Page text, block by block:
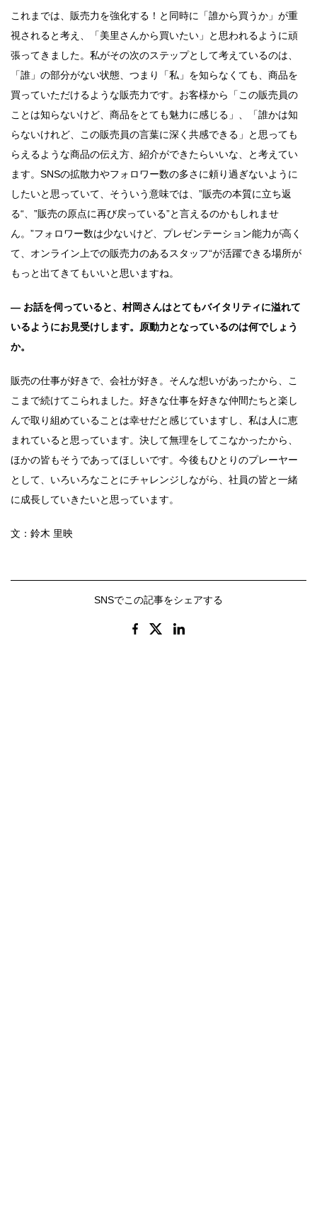
これまでは、販売力を強化する！と同時に「誰から買うか」が重
視されると考え、「美里さんから買いたい」と思われるように頑
張ってきました。私がその次のステップとして考えているのは、
「誰」の部分がない状態、つまり「私」を知らなくても、商品を
買っていただけるような販売力です。お客様から「この販売員の
ことは知らないけど、商品をとても魅力に感じる」、「誰かは知
らないけれど、この販売員の言葉に深く共感できる」と思っても
らえるような商品の伝え方、紹介ができたらいいな、と考えてい
ます。SNSの拡散力やフォロワー数の多さに頼り過ぎないように
したいと思っていて、そういう意味では、”販売の本質に立ち返
る“、”販売の原点に再び戻っている”と言えるのかもしれませ
ん。”フォロワー数は少ないけど、プレゼンテーション能力が高く
て、オンライン上での販売力のあるスタッフ“が活躍できる場所が
もっと出てきてもいいと思いますね。
― お話を伺っていると、村岡さんはとてもバイタリティに溢れて
いるようにお見受けします。原動力となっているのは何でしょう
か。
販売の仕事が好きで、会社が好き。そんな想いがあったから、こ
こまで続けてこられました。好きな仕事を好きな仲間たちと楽し
んで取り組めていることは幸せだと感じていますし、私は人に恵
まれていると思っています。決して無理をしてこなかったから、
ほかの皆もそうであってほしいです。今後もひとりのプレーヤー
として、いろいろなことにチャレンジしながら、社員の皆と一緒
に成長していきたいと思っています。
文：鈴木 里映
SNSでこの記事をシェアする